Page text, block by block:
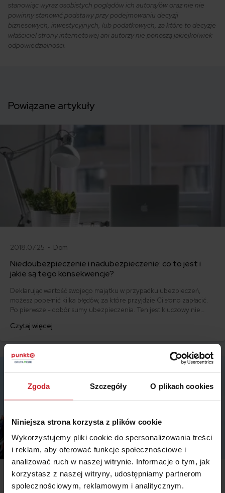
Zgoda Szczegóły O plikach cookies
Niniejsza strona korzysta z plików cookie
Wykorzystujemy pliki cookie do spersonalizowania treści
i reklam, aby oferować funkcje społecznościowe i
analizować ruch w naszej witrynie. Informacje o tym, jak
korzystasz z naszej witryny, udostępniamy partnerom
społecznościowym, reklamowym i analitycznym.
stanowiąc wyraz osobistych poglądów ich autora/ów oraz nie nie
powinny stanowić podstawy przy podejmowaniu decyzji
biznesowych, inwestycyjnych, lub podatkowych, za które to decyzje
właściciel strony internetowej ani autorzy nie ponoszą jakiejkolwiek
odpowiedzialności.
Powiązane artykuły
2018.07.25 • Dom
Niedoubezpieczenie i nadubezpieczenie: co to jest i
jakie są tego konsekwencje?
Deklarując wartość swojego majątku w przypadku ubezpieczeń,
możesz popełnić kilka błędów, za które przyjdzie Ci słono zapłacić.
Po pierwsze - dobór sumy ubezpieczenia. Ten jest kluczowy nie
wartości chronionych dóbr może doprowadzić do nadubezpieczenia
Czytaj więcej
2020.03.27 •